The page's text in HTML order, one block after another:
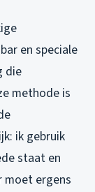
en speciale
die
methode is
ik gebruik
staat en
moet ergens